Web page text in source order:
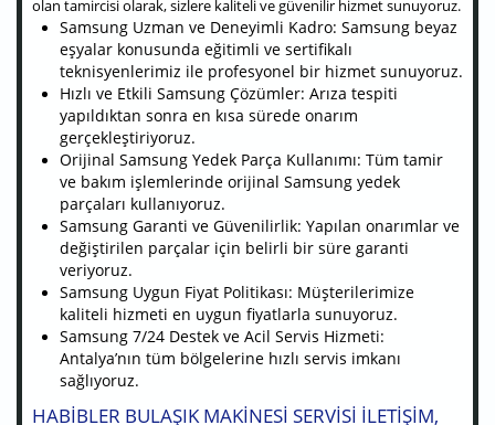
olan tamircisi olarak, sizlere kaliteli ve güvenilir hizmet sunuyoruz.
Samsung Uzman ve Deneyimli Kadro: Samsung beyaz
eşyalar konusunda eğitimli ve sertifikalı
teknisyenlerimiz ile profesyonel bir hizmet sunuyoruz.
Hızlı ve Etkili Samsung Çözümler: Arıza tespiti
yapıldıktan sonra en kısa sürede onarım
gerçekleştiriyoruz.
Orijinal Samsung Yedek Parça Kullanımı: Tüm tamir
ve bakım işlemlerinde orijinal Samsung yedek
parçaları kullanıyoruz.
Samsung Garanti ve Güvenilirlik: Yapılan onarımlar ve
değiştirilen parçalar için belirli bir süre garanti
veriyoruz.
Samsung Uygun Fiyat Politikası: Müşterilerimize
kaliteli hizmeti en uygun fiyatlarla sunuyoruz.
Samsung 7/24 Destek ve Acil Servis Hizmeti:
Antalya’nın tüm bölgelerine hızlı servis imkanı
sağlıyoruz.
HABIBLER BULAŞIK MAKINESI SERVISI ILETIŞIM,